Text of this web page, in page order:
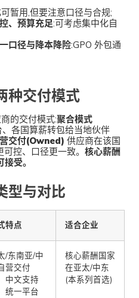
暂用,但要注意口径与合规;
、预算充足:可考虑集中化自
口径与降本降险:GPO 外包通
种交付模式
的交付模式:聚合模式
各国算薪转包给当地伙伴
交付(Owned) 供应商在该国
控、口径更一致。 核心薪酬
受。
型与对比
特点 适合企业
/东南亚/中
营交付
中文支持
统一平台
核心薪酬国家
在亚太/中东
(本系列首选)